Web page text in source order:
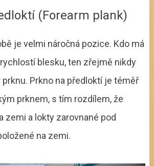
(Forearm plank)
je velmi náročná pozice. Kdo má
blesku, ten zřejmě nikdy
Prkno na předloktí je téměř
prknem, s tím rozdílem, že
zemi a lokty zarovnané pod
na zemi.